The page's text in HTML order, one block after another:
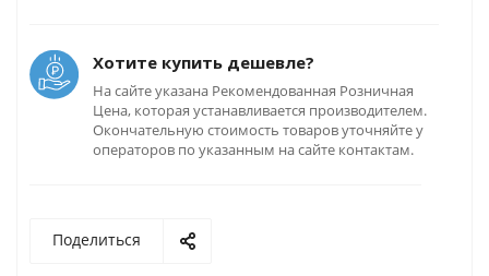
Хотите купить дешевле?
На сайте указана Рекомендованная Розничная
Цена, которая устанавливается производителем.
Окончательную стоимость товаров уточняйте у
операторов по указанным на сайте контактам.
Поделиться